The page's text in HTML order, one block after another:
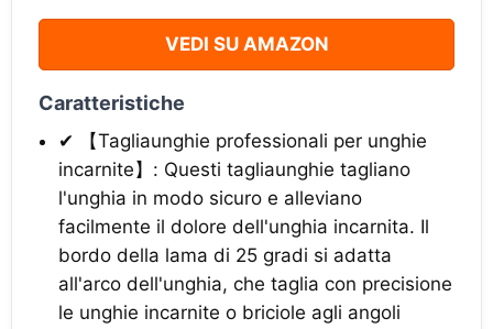
VEDI SU AMAZON
Caratteristiche
✔ 【Tagliaunghie professionali per unghie
incarnite】: Questi tagliaunghie tagliano
l'unghia in modo sicuro e alleviano
facilmente il dolore dell'unghia incarnita. Il
bordo della lama di 25 gradi si adatta
all'arco dell'unghia, che taglia con precisione
le unghie incarnite o briciole agli angoli